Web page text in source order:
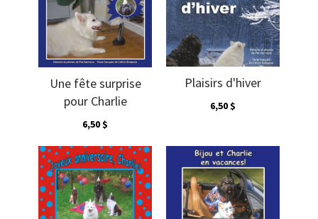
Une fête surprise
pour Charlie
6,50 $
Plaisirs d'hiver
6,50 $